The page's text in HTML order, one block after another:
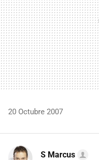
20 Octubre 2007
S Marcus